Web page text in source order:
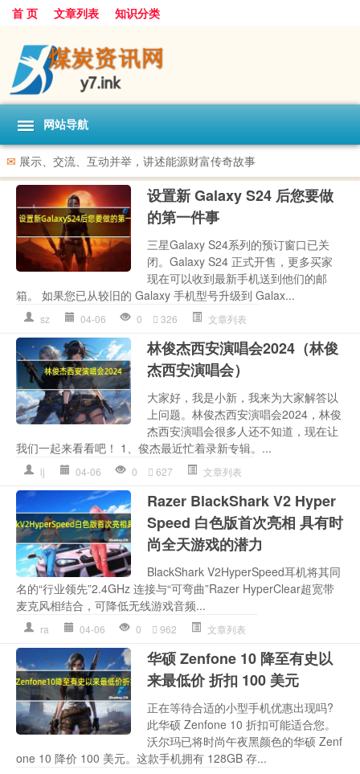
首 页 文章列表 知识分类
网站导航
✉ 展示、交流、互动并举，讲述能源财富传奇故事
设置新 Galaxy S24 后您要做
的第一件事
三星Galaxy S24系列的预订窗口已关
闭。Galaxy S24 正式开售，更多买家
现在可以收到最新手机送到他们的邮
箱。 如果您已从较旧的 Galaxy 手机型号升级到 Galax...
sz 04-06 0 326 文章列表
林俊杰西安演唱会2024（林俊
杰西安演唱会）
大家好，我是小新，我来为大家解答以
上问题。林俊杰西安演唱会2024，林俊
杰西安演唱会很多人还不知道，现在让
我们一起来看看吧！ 1、俊杰最近忙着录新专辑。...
lj 04-06 0 627 文章列表
Razer BlackShark V2 Hyper
Speed 白色版首次亮相 具有时
尚全天游戏的潜力
BlackShark V2HyperSpeed耳机将其同
名的“行业领先”2.4GHz 连接与“可弯曲”Razer HyperClear超宽带
麦克风相结合，可降低无线游戏音频...
ra 04-06 0 962 文章列表
华硕 Zenfone 10 降至有史以
来最低价 折扣 100 美元
正在等待合适的小型手机优惠出现吗?
此华硕 Zenfone 10 折扣可能适合您。
沃尔玛已将时尚午夜黑颜色的华硕 Zenf
one 10 降价 100 美元。这款手机拥有 128GB 存...